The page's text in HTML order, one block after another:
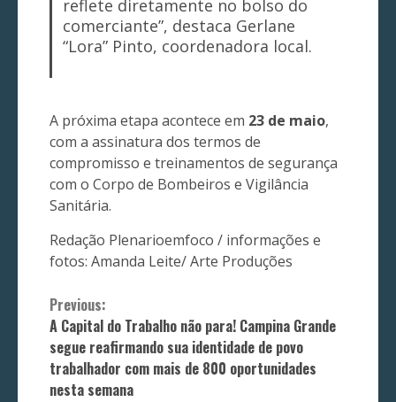
reflete diretamente no bolso do
comerciante”, destaca Gerlane
“Lora” Pinto, coordenadora local.
A próxima etapa acontece em 23 de maio,
com a assinatura dos termos de
compromisso e treinamentos de segurança
com o Corpo de Bombeiros e Vigilância
Sanitária.
Redação Plenarioemfoco / informações e
fotos: Amanda Leite/ Arte Produções
Continue
Reading
Previous:
A Capital do Trabalho não para! Campina Grande
segue reafirmando sua identidade de povo
trabalhador com mais de 800 oportunidades
nesta semana